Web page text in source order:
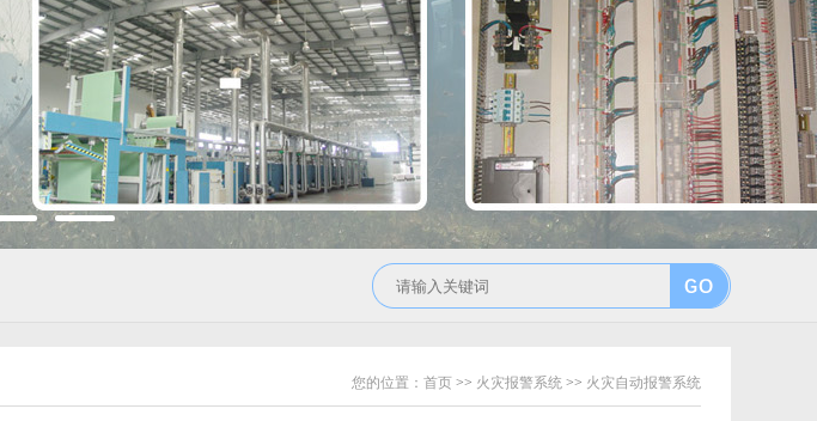
您的位置： 首页 >> 火灾报警系统 >> 火灾自动报警系统